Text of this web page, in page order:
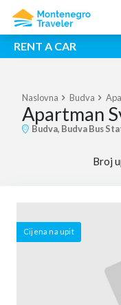
RENT A CAR
Naslovna Budva
Apartman
Budva, Budva Bus
Broj
Cijena na upit